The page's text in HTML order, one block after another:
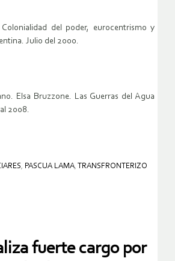
del poder, eurocentrismo y
Julio del 2000.
Elsa Bruzzone. Las Guerras del Agua
2008.
, PASCUA LAMA, TRANSFRONTERIZO
fuerte cargo por